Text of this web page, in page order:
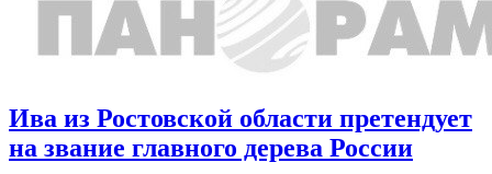
Ива из Ростовской области претендует
на звание главного дерева России